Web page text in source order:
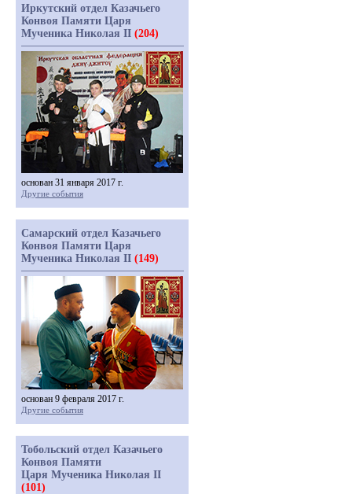
Иркутский отдел Казачьего
Конвоя Памяти Царя
Мученика Николая II (204)
основан 31 января 2017 г.
Другие события
Самарский отдел Казачьего
Конвоя Памяти Царя
Мученика Николая II (149)
основан 9 февраля 2017 г.
Другие события
Тобольский отдел Казачьего
Конвоя Памяти
Царя Мученика Николая II
(101)